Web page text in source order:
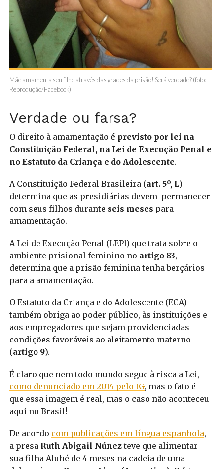
Mãe amamenta seu filho através das grades da prisão! Será verdade? (foto:
Reprodução/Facebook)
Verdade ou farsa?
O direito à amamentação é previsto por lei na
Constituição Federal, na Lei de Execução Penal e
no Estatuto da Criança e do Adolescente.
A Constituição Federal Brasileira (art. 5º, L)
determina que as presidiárias devem permanecer
com seus filhos durante seis meses para
amamentação.
A Lei de Execução Penal (LEPl) que trata sobre o
ambiente prisional feminino no artigo 83,
determina que a prisão feminina tenha berçários
para a amamentação.
O Estatuto da Criança e do Adolescente (ECA)
também obriga ao poder público, às instituições e
aos empregadores que sejam providenciadas
condições favoráveis ao aleitamento materno
(artigo 9).
É claro que nem todo mundo segue à risca a Lei,
como denunciado em 2014 pelo IG, mas o fato é
que essa imagem é real, mas o caso não aconteceu
aqui no Brasil!
De acordo com publicações em língua espanhola,
a presa Ruth Abigail Núñezteve que alimentar
sua filha Aluhé de 4 meses na cadeia de uma